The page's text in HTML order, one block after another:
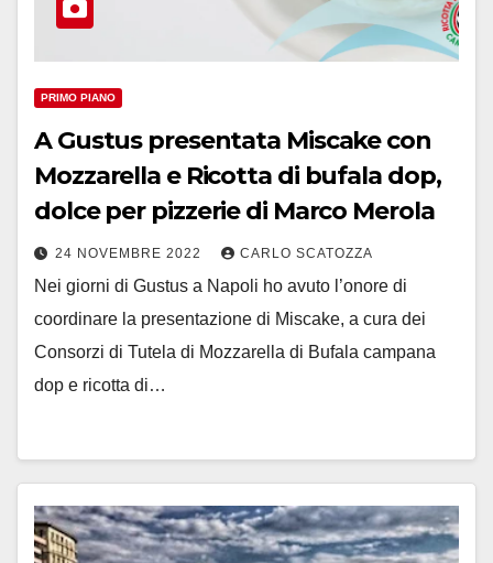
PRIMO PIANO
A Gustus presentata Miscake con
Mozzarella e Ricotta di bufala dop,
dolce per pizzerie di Marco Merola
24 NOVEMBRE 2022 CARLO SCATOZZA
Nei giorni di Gustus a Napoli ho avuto l’onore di
coordinare la presentazione di Miscake, a cura dei
Consorzi di Tutela di Mozzarella di Bufala campana
dop e ricotta di…